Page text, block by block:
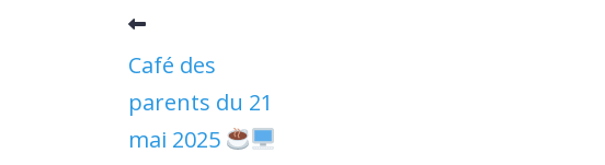
Café des
parents du 21
mai 2025